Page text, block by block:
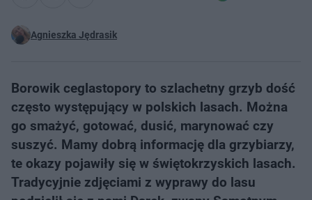
Agnieszka Jędrasik
Borowik ceglastopory to szlachetny grzyb dość
często występujący w polskich lasach. Można
go smażyć, gotować, dusić, marynować czy
suszyć. Mamy dobrą informację dla grzybiarzy,
te okazy pojawiły się w świętokrzyskich lasach.
Tradycyjnie zdjęciami z wyprawy do lasu